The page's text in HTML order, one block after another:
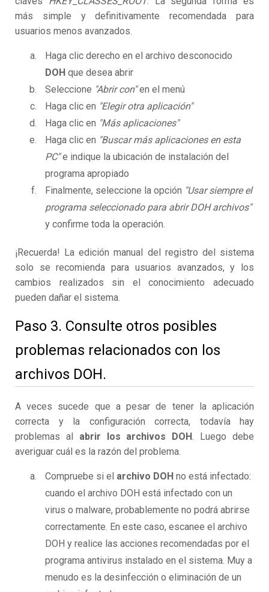
más simple y definitivamente recomendada para
usuarios menos avanzados.
Haga clic derecho en el archivo desconocido
DOH que desea abrir
Seleccione "Abrir con"en el menú
Haga clic en "Elegir otra aplicación"
Haga clic en "Más aplicaciones"
Haga clic en "Buscar más aplicaciones en esta
PC"e indique la ubicación de instalación del
programa apropiado
Finalmente, seleccione la opción "Usar siempre el
programa seleccionado para abrir DOH archivos"
y confirme toda la operación.
¡Recuerda! La edición manual del registro del sistema
solo se recomienda para usuarios avanzados, y los
cambios realizados sin el conocimiento adecuado
pueden dañar el sistema.
Paso 3. Consulte otros posibles
problemas relacionados con los
archivos DOH.
A veces sucede que a pesar de tener la aplicación
correcta y la configuración correcta, todavía hay
problemas al abrir los archivos DOH. Luego debe
averiguar cuál es la razón del problema.
Compruebe si el archivo DOH no está infectado:
cuando el archivo DOH está infectado con un
virus o malware, probablemente no podrá abrirse
correctamente. En este caso, escanee el archivo
DOH y realice las acciones recomendadas por el
programa antivirus instalado en el sistema. Muy a
menudo es la desinfección o eliminación de un